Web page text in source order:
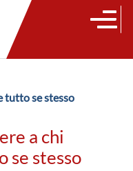
tutto se stesso
a chi
se stesso